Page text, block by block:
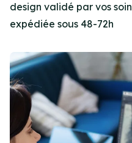
design validé par vos
expédiée sous 48-72h